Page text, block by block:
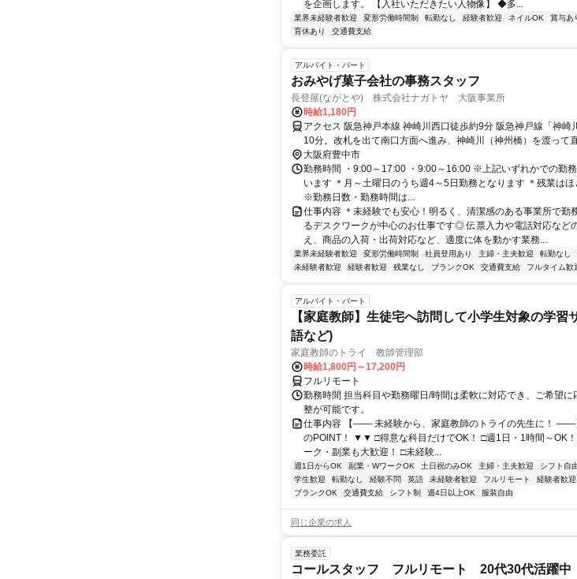
を企画します。 【入社いただきたい人物像】 ◆多...
業界未経験者歓迎 変形労働時間制 転勤なし 経験者歓迎 ネイルOK 賞与あ
育休あり
交通費支給
アルバイト・パート
おみやげ菓子会社の事務スタッフ
長登屋(ながとや) 株式会社ナガトヤ 大阪事業所
時給1,180円
アクセス 阪急神戸本線 神崎川西口徒歩約9分 阪急神戸線「神崎
10分。改札を出て南口方面へ進み、神崎川（神州橋）を渡って
町2」を右折すると正面に大阪事業所がございます。正面入口は
側です。マイカー通勤要相談(バイク通勤不可) UIターン歓迎！
大阪府豊中市
勤務時間 ・9:00～17:00 ・9:00～16:00 ※上記いずれかでの勤
います ＊月～土曜日のうち週4～5日勤務となります ＊残業は
※勤務日数・勤務時間は...
仕事内容 ＊未経験でも安心！明るく、清潔感のある事業所で勤
るデスクワークが中心のお仕事です◎ 伝票入力や電話対応など
え、商品の入荷・出荷対応など、適度に体を動かす業務...
業界未経験者歓迎 変形労働時間制 社員登用あり 主婦・主夫歓迎 転勤なし
未経験者歓迎
経験者歓迎 残業なし ブランクOK 交通費支給 フルタイム歓
アルバイト・パート
【家庭教師】生徒宅へ訪問して小学生対象の学習
語など)
家庭教師のトライ 教師管理部
時給1,800円～17,200円
フルリモート
勤務時間 担当科目や勤務曜日/時間は柔軟に対応でき、ご希望に
整が可能です。
仕事内容 【―― 未経験から、家庭教師のトライの先生に！
のPOINT！ ▼▼ □得意な科目だけでOK！ □週1日・1時間～OK
ーク・副業も大歓迎！ □未経験...
週1日からOK 副業・WワークOK 土日祝のみOK 主婦・主夫歓迎 シフト自
学生歓迎
転勤なし 経験不問 英語 未経験者歓迎 フルリモート 経験者歓迎
ブランクOK
交通費支給 シフト制 週4日以上OK 服装自由
同じ企業の求人
業務委託
コールスタッフ フルリモート 20代30代活躍中